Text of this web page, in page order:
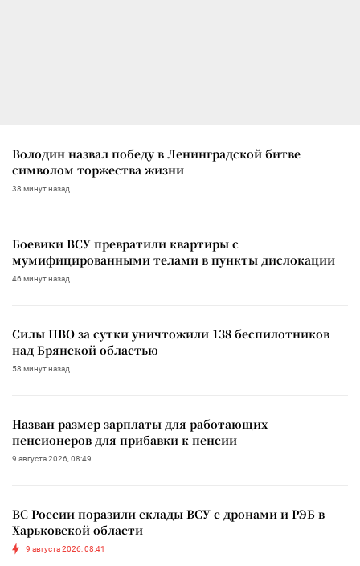
Володин назвал победу в Ленинградской битве
символом торжества жизни
38 минут назад
Боевики ВСУ превратили квартиры с
мумифицированными телами в пункты дислокации
46 минут назад
Силы ПВО за сутки уничтожили 138 беспилотников
над Брянской областью
58 минут назад
Назван размер зарплаты для работающих
пенсионеров для прибавки к пенсии
9 августа 2026, 08:49
ВС России поразили склады ВСУ с дронами и РЭБ в
Харьковской области
9 августа 2026, 08:41